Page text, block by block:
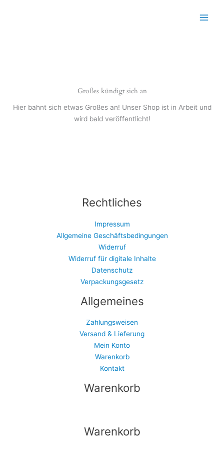
Großes kündigt sich an
Hier bahnt sich etwas Großes an! Unser Shop ist in Arbeit und
wird bald veröffentlicht!
Rechtliches
Impressum
Allgemeine Geschäftsbedingungen
Widerruf
Widerruf für digitale Inhalte
Datenschutz
Verpackungsgesetz
Allgemeines
Zahlungsweisen
Versand & Lieferung
Mein Konto
Warenkorb
Kontakt
Warenkorb
Warenkorb